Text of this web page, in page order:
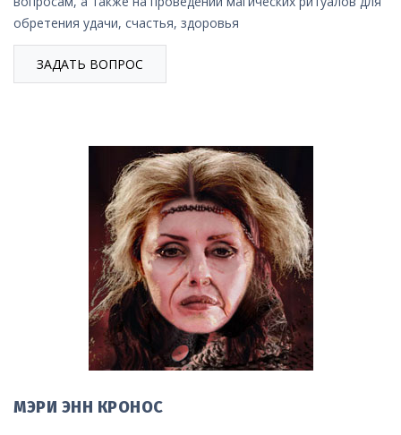
обретения удачи, счастья, здоровья
ЗАДАТЬ ВОПРОС
МЭРИ ЭНН КРОНОС